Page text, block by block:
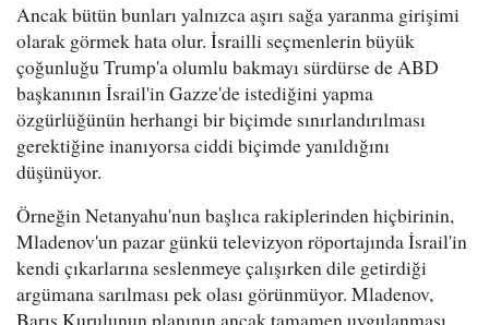
Ancak bütün bunları yalnızca aşırı sağa yaranma girişimi
olarak görmek hata olur. İsrailli seçmenlerin büyük
çoğunluğu Trump'a olumlu bakmayı sürdürse de ABD
başkanının İsrail'in Gazze'de istediğini yapma
özgürlüğünün herhangi bir biçimde sınırlandırılması
gerektiğine inanıyorsa ciddi biçimde yanıldığını
düşünüyor.
Örneğin Netanyahu'nun başlıca rakiplerinden hiçbirinin,
Mladenov'un pazar günkü televizyon röportajında İsrail'in
kendi çıkarlarına seslenmeye çalışırken dile getirdiği
argümana sarılması pek olası görünmüyor. Mladenov,